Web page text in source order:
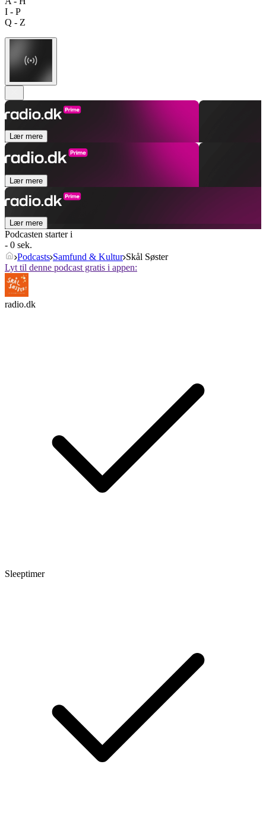
I - P
Q - Z
Lær mere
Lær mere
Lær mere
Podcasten starter i
- 0 sek.
Podcasts Samfund & Kultur Skål Søster
Lyt til denne podcast gratis i appen:
radio.dk
Sleeptimer